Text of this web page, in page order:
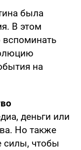
была
В этом
вспоминать
на
деньги или
Но также
силы, чтобы